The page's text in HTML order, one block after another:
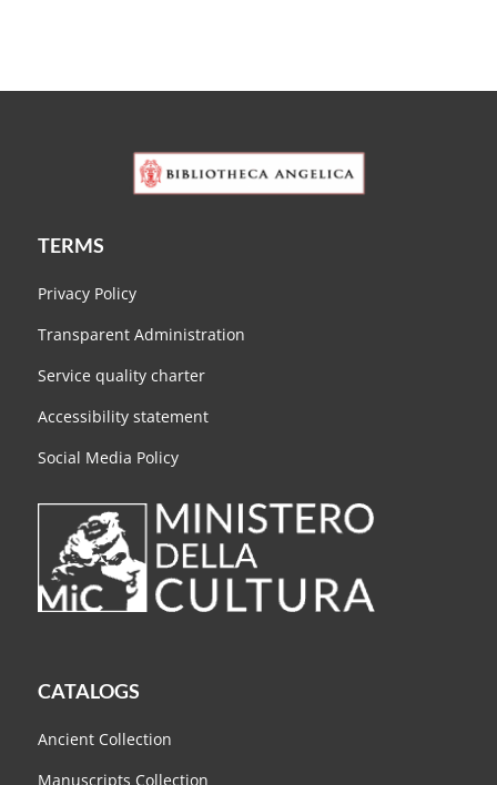
TERMS
Privacy Policy
Transparent Administration
Service quality charter
Accessibility statement
Social Media Policy
CATALOGS
Ancient Collection
Manuscripts Collection